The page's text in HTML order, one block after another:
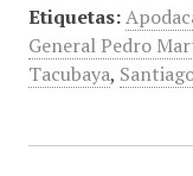
Etiquetas:
General Pedro
Tacubaya,